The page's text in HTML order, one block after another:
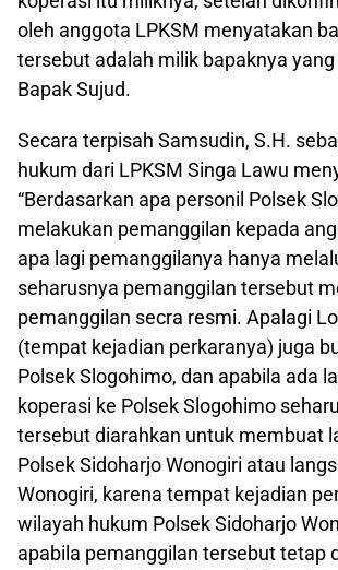
oleh anggota LPKSM menyatakan
tersebut adalah milik bapaknya
Bapak Sujud.
Secara terpisah Samsudin, S.H.
hukum dari LPKSM Singa Lawu
“Berdasarkan apa personil Polsek
melakukan pemanggilan kepada
apa lagi pemanggilanya hanya
seharusnya pemanggilan tersebut
pemanggilan secra resmi. Apalagi
(tempat kejadian perkaranya) juga
Polsek Slogohimo, dan apabila ada
koperasi ke Polsek Slogohimo
tersebut diarahkan untuk membuat
Polsek Sidoharjo Wonogiri atau
Wonogiri, karena tempat kejadian
wilayah hukum Polsek Sidoharjo
apabila pemanggilan tersebut tetap